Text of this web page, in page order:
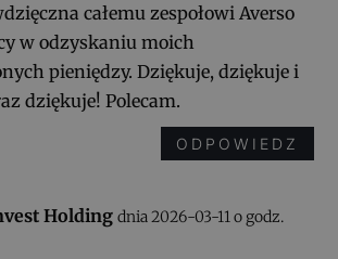
całemu zespołowi Averso
w odzyskaniu moich
pieniędzy. Dziękuje, dziękuje i
dziękuje! Polecam.
ODPOWIEDZ
Holding dnia 2026-03-11 o godz.